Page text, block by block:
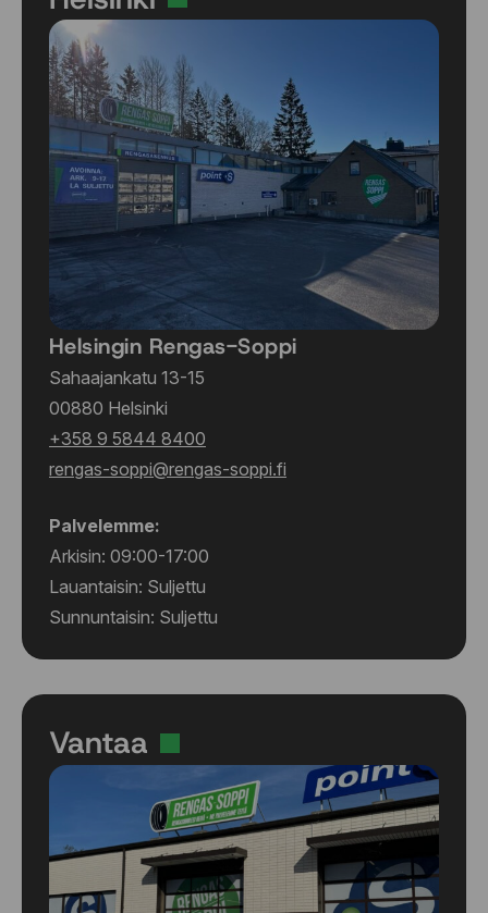
Helsingin Rengas-Soppi
Sahaajankatu 13-15
00880 Helsinki
+358 9 5844 8400
rengas-soppi@rengas-soppi.fi
Palvelemme:
Arkisin: 09:00-17:00
Lauantaisin: Suljettu
Sunnuntaisin: Suljettu
Vantaa